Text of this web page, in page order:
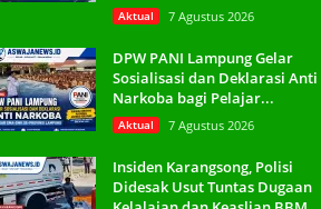
Aktual 7 Agustus 2026
DPW PANI Lampung Gelar
Sosialisasi dan Deklarasi Anti
Narkoba bagi Pelajar...
Aktual 7 Agustus 2026
Insiden Karangsong, Polisi
Didesak Usut Tuntas Dugaan